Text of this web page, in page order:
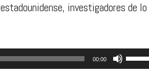
investigadores de lo
00:00